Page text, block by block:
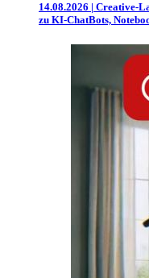
14.08.2026 | Creative-
zu KI-ChatBots,